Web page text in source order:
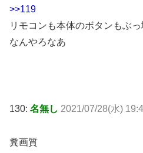
>>119
リモコンも本体のボタンもぶ
なんやろなあ
130: 名無し 2021/07/28(水)
糞画質